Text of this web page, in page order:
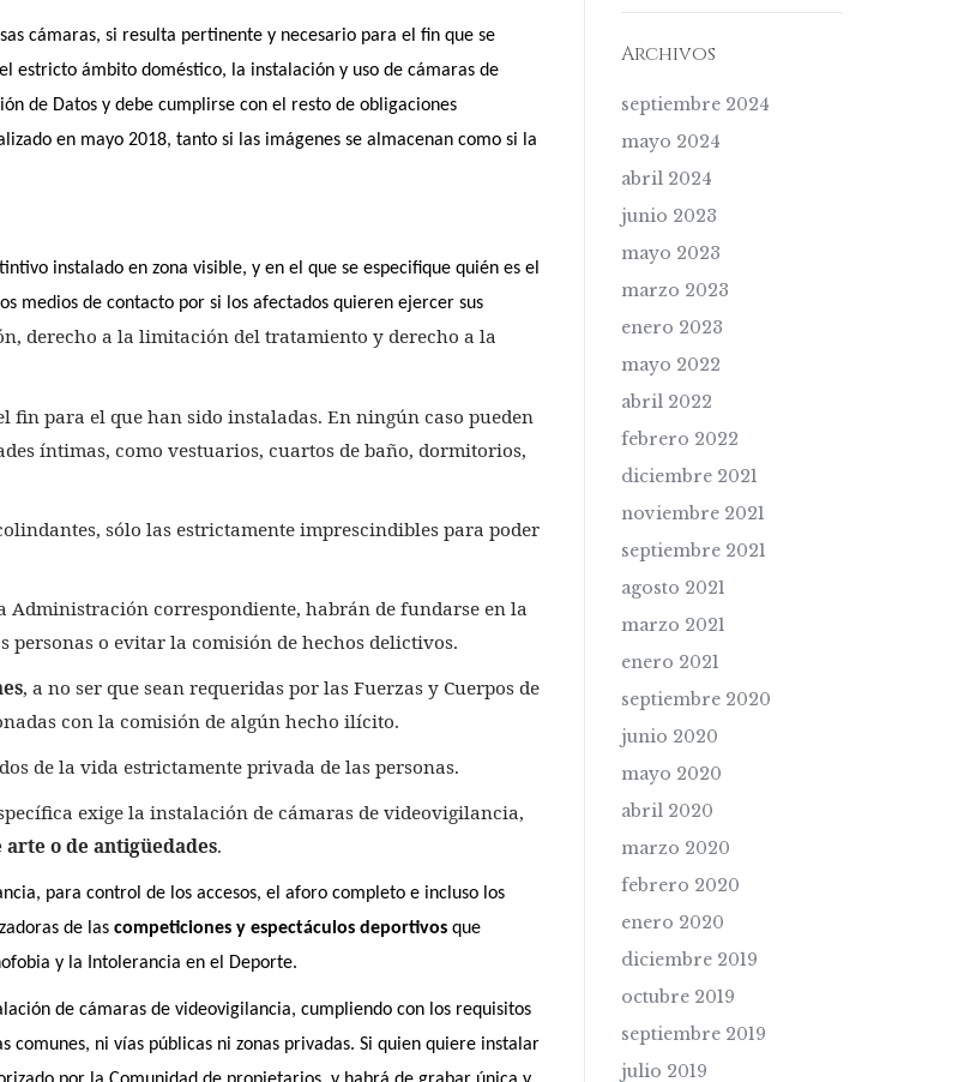
cámaras, si resulta pertinente y necesario para el fin que se
estricto ámbito doméstico, la instalación y uso de cámaras de
de Datos y debe cumplirse con el resto de obligaciones
en mayo 2018, tanto si las imágenes se almacenan como si la
instalado en zona visible, y en el que se especifique quién es el
medios de contacto por si los afectados quieren ejercer sus
derecho a la limitación del tratamiento y derecho a la
fin para el que han sido instaladas. En ningún caso pueden
íntimas, como vestuarios, cuartos de baño, dormitorios,
sólo las estrictamente imprescindibles para poder
Administración correspondiente, habrán de fundarse en la
personas o evitar la comisión de hechos delictivos.
, a no ser que sean requeridas por las Fuerzas y Cuerpos de
con la comisión de algún hecho ilícito.
de la vida estrictamente privada de las personas.
exige la instalación de cámaras de videovigilancia,
o de antigüedades.
para control de los accesos, el aforo completo e incluso los
de las competiciones y espectáculos deportivos que
y la Intolerancia en el Deporte.
de cámaras de videovigilancia, cumpliendo con los requisitos
ni vías públicas ni zonas privadas. Si quien quiere instalar
Archivos
septiembre 2024
mayo 2024
abril 2024
junio 2023
mayo 2023
marzo 2023
enero 2023
mayo 2022
abril 2022
febrero 2022
diciembre 2021
noviembre 2021
septiembre 2021
agosto 2021
marzo 2021
enero 2021
septiembre 2020
junio 2020
mayo 2020
abril 2020
marzo 2020
febrero 2020
enero 2020
diciembre 2019
octubre 2019
septiembre 2019
julio 2019